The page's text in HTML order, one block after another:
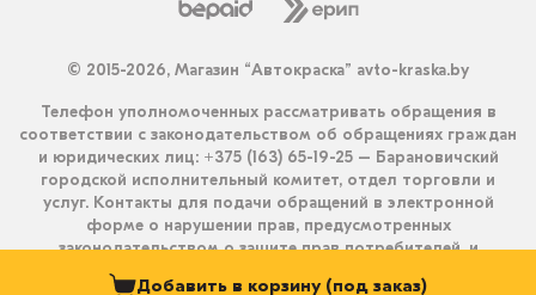
Добавить в корзину (под заказ)
© 2015-2026, Магазин “Автокраска” avto-kraska.by
Телефон уполномоченных рассматривать обращения в
соответствии с законодательством об обращениях граждан
и юридических лиц: +375 (163) 65-19-25 – Барановичский
городской исполнительный комитет, отдел торговли и
услуг. Контакты для подачи обращений в электронной
форме о нарушении прав, предусмотренных
законодательством о защите прав потребителей, и
получения ответа на них: info@avto-kraska.by и